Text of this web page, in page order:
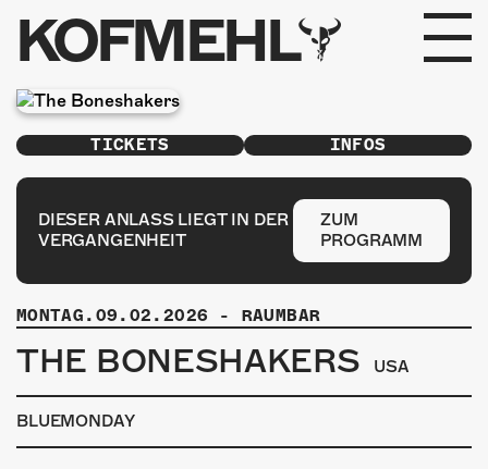
KOFMEHL
PROGRAMM
FABRIKGEFLÜSTER
GALERIE
FOTOGALERIE
PHOTOMAT
INFOS
KONTAKT
TICKETS INFOS
DIESER ANLASS LIEGT IN DER
VERGANGENHEIT
ZUM
PROGRAMM
MONTAG.09.02.2026 - RAUMBAR
THE BONESHAKERS USA
BLUEMONDAY